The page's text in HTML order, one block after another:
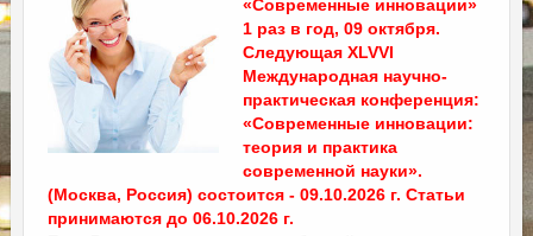
«Современные инновации»
1 раз в год, 09 октября.
Следующая XLVVI
Международная научно-
практическая конференция:
«Современные инновации:
теория и практика
современной науки».
(Москва, Россия) состоится - 09.10.2026 г. Статьи
принимаются до 06.10.2026 г.